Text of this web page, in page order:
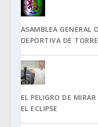
ASAMBLEA GENERAL
DEPORTIVA DE
EL PELIGRO DE
EL ECLIPSE